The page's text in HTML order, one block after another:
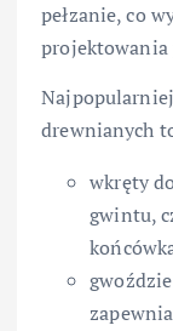
pełzanie, co
projektowania
drewnianych
wkręty
gwintu,